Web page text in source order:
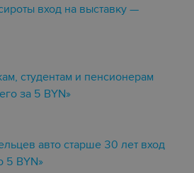
вход на выставку —
студентам и пенсионерам
за 5 BYN»
авто старше 30 лет вход
5 BYN»